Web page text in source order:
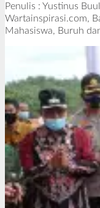
Penulis : Yustinus
Wartainspirasi.com,
Mahasiswa, Buruh